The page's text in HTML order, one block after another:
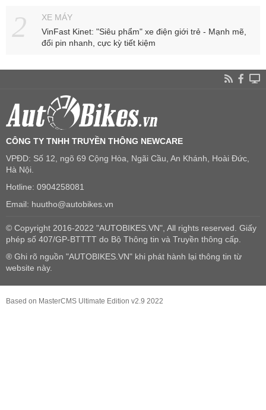
XE MÁY
VinFast Kinet: "Siêu phẩm" xe điện giới trẻ - Mạnh mẽ,
đổi pin nhanh, cực kỳ tiết kiệm
CÔNG TY TNHH TRUYỀN THÔNG NEWCARE
VPĐD: Số 12, ngõ 69 Cộng Hòa, Ngãi Cầu, An Khánh, Hoài Đức,
Hà Nội.
Hotline: 0904258081
Email: huutho@autobikes.vn
© Copyright 2016-2022 "AUTOBIKES.VN", All rights reserved. Giấy
phép số 407/GP-BTTTT do Bộ Thông tin và Truyền thông cấp.
® Ghi rõ nguồn "AUTOBIKES.VN" khi phát hành lại thông tin từ
website này.
Based on MasterCMS Ultimate Edition v2.9 2022